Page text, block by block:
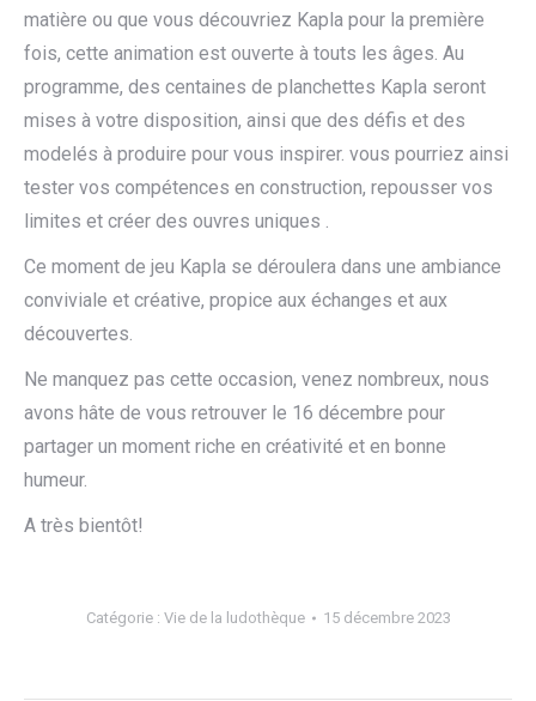
matière ou que vous découvriez Kapla pour la première
fois, cette animation est ouverte à touts les âges. Au
programme, des centaines de planchettes Kapla seront
mises à votre disposition, ainsi que des défis et des
modelés à produire pour vous inspirer. vous pourriez ainsi
tester vos compétences en construction, repousser vos
limites et créer des ouvres uniques .
Ce moment de jeu Kapla se déroulera dans une ambiance
conviviale et créative, propice aux échanges et aux
découvertes.
Ne manquez pas cette occasion, venez nombreux, nous
avons hâte de vous retrouver le 16 décembre pour
partager un moment riche en créativité et en bonne
humeur.
A très bientôt!
Catégorie : Vie de la ludothèque 15 décembre 2023